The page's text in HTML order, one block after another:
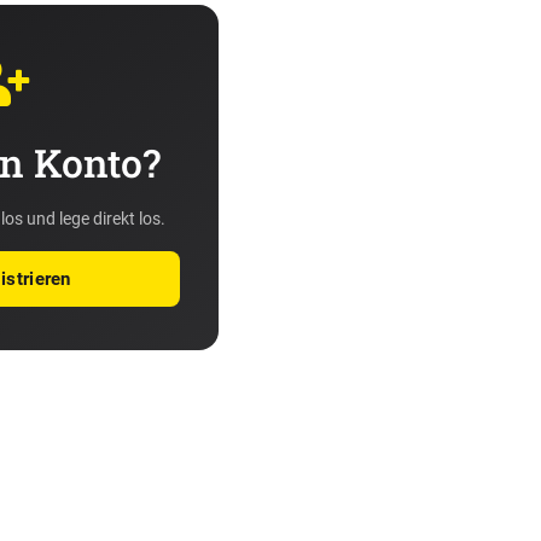
Konto?
und lege direkt los.